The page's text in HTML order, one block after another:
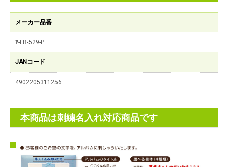
メーカー品番
ｱ-LB-529-P
JANコード
4902205311256
本商品は刺繍名入れ対応商品です